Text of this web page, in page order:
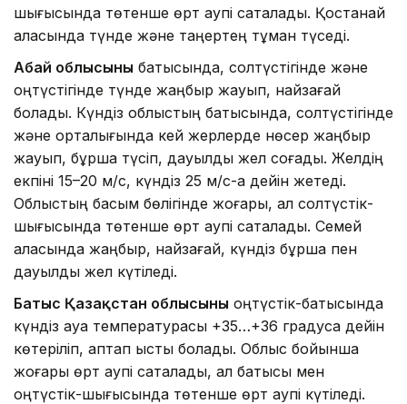
шығысында төтенше өрт қаупі сақталады. Қостанай
қаласында түнде және таңертең тұман түседі.
Абай облысының батысында, солтүстігінде және
оңтүстігінде түнде жаңбыр жауып, найзағай
болады. Күндіз облыстың батысында, солтүстігінде
және орталығында кей жерлерде нөсер жаңбыр
жауып, бұршақ түсіп, дауылды жел соғады. Желдің
екпіні 15–20 м/с, күндіз 25 м/с-қа дейін жетеді.
Облыстың басым бөлігінде жоғары, ал солтүстік-
шығысында төтенше өрт қаупі сақталады. Семей
қаласында жаңбыр, найзағай, күндіз бұршақ пен
дауылды жел күтіледі.
Батыс Қазақстан облысының оңтүстік-батысында
күндіз ауа температурасы +35…+36 градусқа дейін
көтеріліп, аптап ыстық болады. Облыс бойынша
жоғары өрт қаупі сақталады, ал батысы мен
оңтүстік-шығысында төтенше өрт қаупі күтіледі.